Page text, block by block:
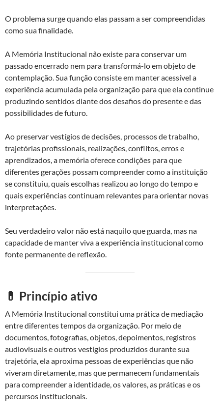
O problema surge quando elas passam a ser compreendidas
como sua finalidade.
A Memória Institucional não existe para conservar um
passado encerrado nem para transformá-lo em objeto de
contemplação. Sua função consiste em manter acessível a
experiência acumulada pela organização para que ela continue
produzindo sentidos diante dos desafios do presente e das
possibilidades de futuro.
Ao preservar vestígios de decisões, processos de trabalho,
trajetórias profissionais, realizações, conflitos, erros e
aprendizados, a memória oferece condições para que
diferentes gerações possam compreender como a instituição
se constituiu, quais escolhas realizou ao longo do tempo e
quais experiências continuam relevantes para orientar novas
interpretações.
Seu verdadeiro valor não está naquilo que guarda, mas na
capacidade de manter viva a experiência institucional como
fonte permanente de reflexão.
💊 Princípio ativo
A Memória Institucional constitui uma prática de mediação
entre diferentes tempos da organização. Por meio de
documentos, fotografias, objetos, depoimentos, registros
audiovisuais e outros vestígios produzidos durante sua
trajetória, ela aproxima pessoas de experiências que não
viveram diretamente, mas que permanecem fundamentais
para compreender a identidade, os valores, as práticas e os
percursos institucionais.